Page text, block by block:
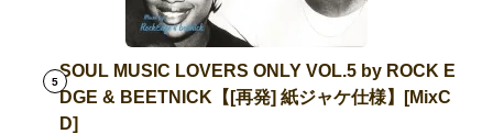
5
SOUL MUSIC LOVERS ONLY VOL.5 by ROCK E
DGE & BEETNICK【[再発] 紙ジャケ仕様】[MixC
D]